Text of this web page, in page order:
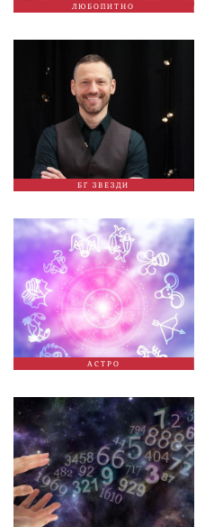
ЛЮБОПИТНО
БГ ЗВЕЗДИ
АСТРО